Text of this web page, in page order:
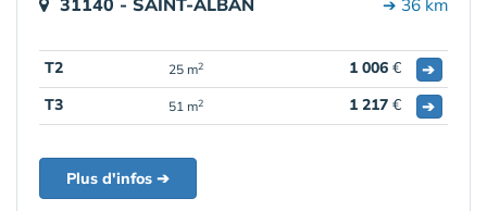
31140 - SAINT-ALBAN ➔ 36 km
T2 25 m2 1 006 €
➔
T3
51 m2 1 217 € ➔
Plus d'infos ➔